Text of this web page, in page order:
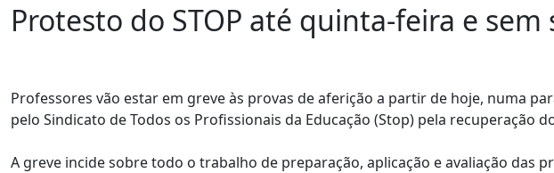
Protesto do STOP até quinta-feira e
Professores vão estar em greve às provas de aferição a partir de hoje, numa
pelo Sindicato de Todos os Profissionais da Educação (Stop) pela recuperação
A greve incide sobre todo o trabalho de preparação, aplicação e avaliação das